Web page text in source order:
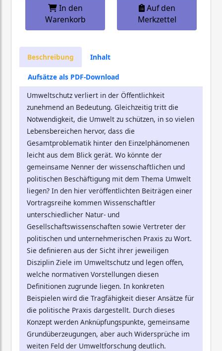
In den
Warenkorb
Auf den
Merkzettel
Beschreibung Inhalt
Aufsätze als PDF-Download
Umweltschutz verliert in der Öffentlichkeit
zunehmend an Bedeutung. Gleichzeitig tritt die
Notwendigkeit, die Umwelt zu schützen, in so vielen
Lebensbereichen hervor, dass die
Gesamtproblematik hinter den Einzelphänomenen
leicht aus dem Blick gerät. Wo könnte der
gemeinsame Nenner der wissenschaftlichen und
politischen Beschäftigung mit dem Thema Umwelt
liegen? In den hier veröffentlichten Beiträgen einer
Vortragsreihe kommen Wissenschaftler
unterschiedlicher Natur- und
Gesellschaftswissenschaften sowie Vertreter der
politischen und unternehmerischen Praxis zu Wort.
Sie definieren aus der Sicht ihrer jeweiligen
Disziplin Ziele im Umweltschutz und legen offen,
welche normativen Vorstellungen diesen
Definitionen zugrunde liegen. In konkreten
Beispielen wird die Tragfähigkeit dieser Ansätze für
die politische Praxis dargestellt. Durch dieses
Konzept werden Anknüpfungspunkte, gemeinsame
Grundüberzeugungen, aber auch Widersprüche im
weiten Feld der Umweltforschung deutlich.